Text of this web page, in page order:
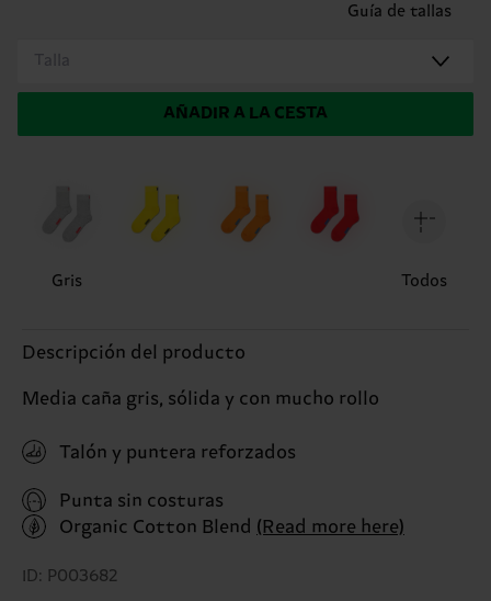
Guía de tallas
Talla
AÑADIR A LA CESTA
Gris Todos
Descripción del producto
Media caña gris, sólida y con mucho rollo
Talón y puntera reforzados
Punta sin costuras
Organic Cotton Blend (Read more here)
ID: P003682